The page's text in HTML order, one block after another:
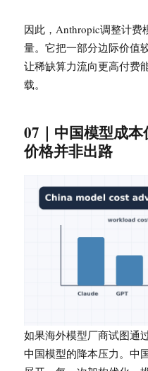
因此，Anthropic调整计费
量。它把一部分边际价值
让稀缺算力流向更高付费
载。
07｜中国模型成
价格并非出路
如果海外模型厂商试图通
中国模型的降本压力。中